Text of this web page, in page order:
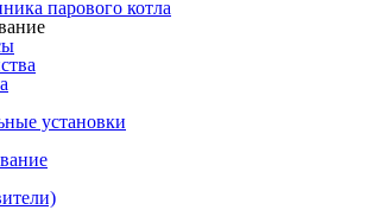
парового котла
установки